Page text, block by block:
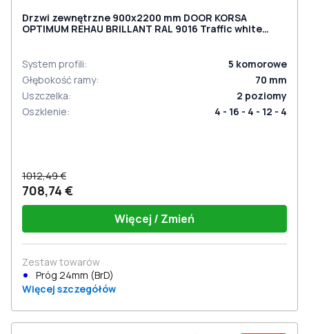
Drzwi zewnętrzne 900x2200 mm DOOR KORSA
OPTIMUM REHAU BRILLANT RAL 9016 Traffic white
System profili: 5 komorowe
Głębokość ramy: 70 mm
Uszczelka: 2 poziomy
Oszklenie: 4 - 16 - 4 - 12 - 4
1012,49 €
708,74 €
Więcej / Zmień
Zestaw towarów
Próg 24mm (BrD)
Więcej szczegółów